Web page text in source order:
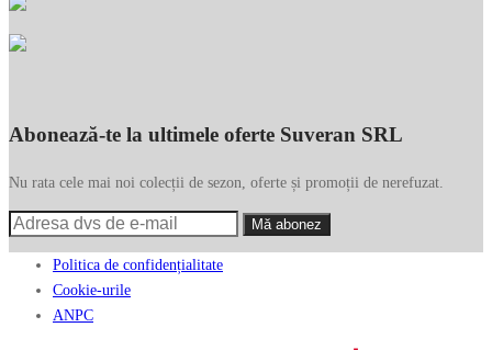
Abonează-te la ultimele oferte Suveran SRL
Nu rata cele mai noi colecții de sezon, oferte și promoții de nerefuzat.
Politica de confidențialitate
Cookie-urile
ANPC